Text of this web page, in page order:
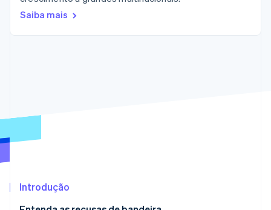
Veja o que está chegando
Prevenção de fraudes
Identity
Stripe Sessions 2026
Veja como a Stripe está construindo a infraestrutura
Saiba mais
Introdução